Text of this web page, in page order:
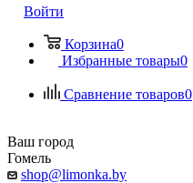
Войти
Корзина0
Избранные товары0
Сравнение товаров0
Ваш город
Гомель
shop@limonka.by